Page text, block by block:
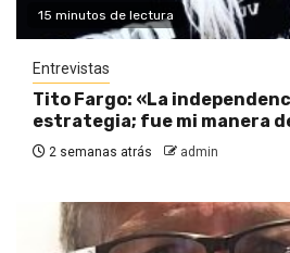
15 minutos de lectura
Entrevistas
Tito Fargo: «La
estrategia; fue mi manera
2 semanas atrás admin